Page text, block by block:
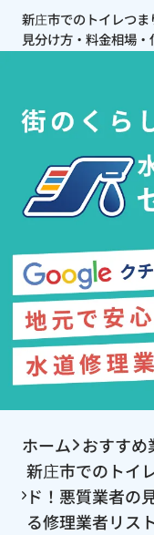
新庄市でのトイレつ
見分け方・料金相場
ホーム おすすめ
新庄市でのトイ
ド！悪質業者の
る修理業者リス